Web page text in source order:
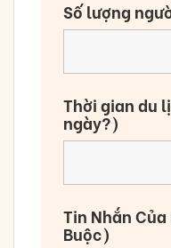
Số lượng
Thời gian du
ngày?)
Tin Nhắn
Buộc)